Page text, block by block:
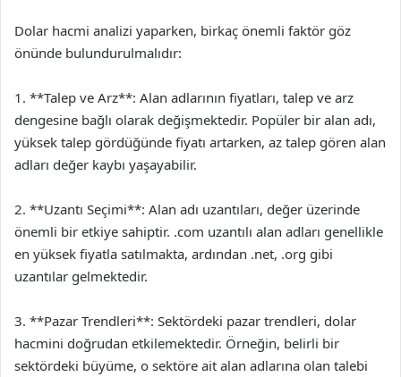
Dolar hacmi analizi yaparken, birkaç önemli faktör göz
önünde bulundurulmalıdır:
1. **Talep ve Arz**: Alan adlarının fiyatları, talep ve arz
dengesine bağlı olarak değişmektedir. Popüler bir alan adı,
yüksek talep gördüğünde fiyatı artarken, az talep gören alan
adları değer kaybı yaşayabilir.
2. **Uzantı Seçimi**: Alan adı uzantıları, değer üzerinde
önemli bir etkiye sahiptir. .com uzantılı alan adları genellikle
en yüksek fiyatla satılmakta, ardından .net, .org gibi
uzantılar gelmektedir.
3. **Pazar Trendleri**: Sektördeki pazar trendleri, dolar
hacmini doğrudan etkilemektedir. Örneğin, belirli bir
sektördeki büyüme, o sektöre ait alan adlarına olan talebi